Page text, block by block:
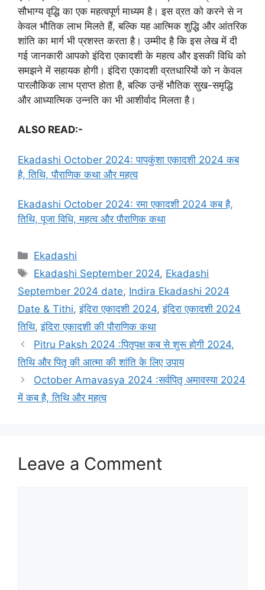
सौभाग्य वृद्धि का एक महत्वपूर्ण माध्यम है। इस व्रत को करने से न
केवल भौतिक लाभ मिलते हैं, बल्कि यह आत्मिक शुद्धि और आंतरिक
शांति का मार्ग भी प्रशस्त करता है। उम्मीद है कि इस लेख में दी
गई जानकारी आपको इंदिरा एकादशी के महत्व और इसकी विधि को
समझने में सहायक होगी। इंदिरा एकादशी व्रतधारियों को न केवल
पारलौकिक लाभ प्राप्त होता है, बल्कि उन्हें भौतिक सुख-समृद्धि
और आध्यात्मिक उन्नति का भी आशीर्वाद मिलता है।
ALSO READ:-
Ekadashi October 2024: पापकुंशा एकादशी 2024 कब
है, तिथि, पौराणिक कथा और महत्व
Ekadashi October 2024: रमा एकादशी 2024 कब है,
तिथि, पूजा विधि, महत्व और पौराणिक कथा
C
a
e
g
o
r
i
s
Ekadashi
T
a
s
Ekadashi September 2024, Ekadashi
September 2024 date, Indira Ekadashi 2024
Date & Tithi,इंदिरा एकादशी 2024,इंदिरा एकादशी 2024
तिथि,इंदिरा एकादशी की पौराणिक कथा
Pitru Paksh 2024 :पितृपक्ष कब से शुरू होगी 2024,
तिथि और पितृ की आत्मा की शांति के लिए उपाय
October Amavasya 2024 :सर्वपितृ अमावस्या 2024
में कब है, तिथि और महत्व
Leave a Comment